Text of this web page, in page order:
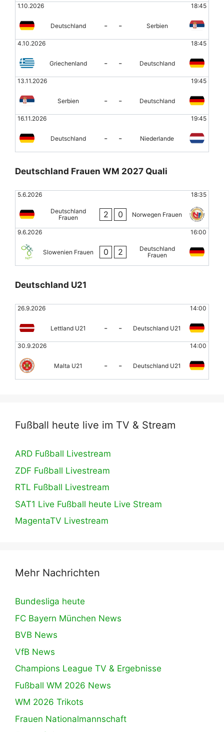
1.10.2026 18:45
Deutschland - - Serbien
4.10.2026 18:45
Griechenland - - Deutschland
13.11.2026 19:45
Serbien - - Deutschland
16.11.2026 19:45
Deutschland - - Niederlande
Deutschland Frauen WM 2027 Quali
5.6.2026 18:35
Deutschland
Frauen
2 0 Norwegen Frauen
9.6.2026 16:00
Slowenien Frauen 0 2
Deutschland
Frauen
Deutschland U21
26.9.2026 14:00
Lettland U21 - - Deutschland U21
30.9.2026 14:00
Malta U21 - - Deutschland U21
Fußball heute live im TV & Stream
ARD Fußball Livestream
ZDF Fußball Livestream
RTL Fußball Livestream
SAT1 Live Fußball heute Live Stream
MagentaTV Livestream
Mehr Nachrichten
Bundesliga heute
FC Bayern München News
BVB News
VfB News
Champions League TV & Ergebnisse
Fußball WM 2026 News
WM 2026 Trikots
Frauen Nationalmannschaft